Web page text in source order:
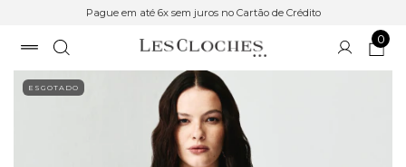
Pague em até 6x sem juros no Cartão de Crédito
0
ESGOTADO